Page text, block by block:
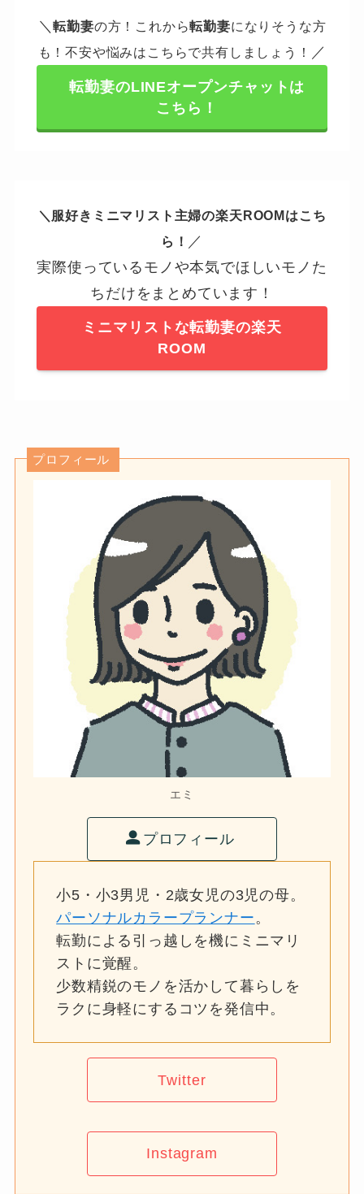
＼転勤妻の方！これから転勤妻になりそうな方
も！不安や悩みはこちらで共有しましょう！
／
転勤妻のLINEオープンチャットは
こちら！
＼服好きミニマリスト主婦の楽天ROOMはこち
ら！ ／
実際使っているモノや本気でほしいモノた
ちだけをまとめています！
ミニマリストな転勤妻の楽天
ROOM
プロフィール
エミ
プロフィール
小5・小3男児・2歳女児の3児の母。
パーソナルカラープランナー。
転勤による引っ越しを機にミニマリ
ストに覚醒。
少数精鋭のモノを活かして暮らしを
ラクに身軽にするコツを発信中。
Twitter
Instagram